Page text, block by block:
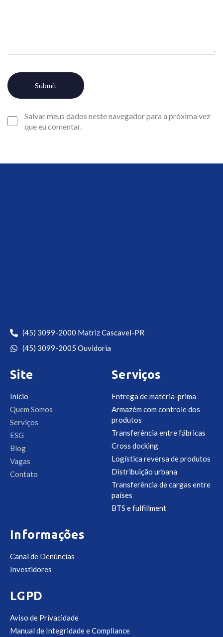
Salvar meus dados neste navegador para a próxima vez
que eu comentar.
(45) 3099-2000 Matriz Cascavel-PR
(45) 3099-2005 Ouvidoria
Site
Início
Quem Somos
Serviços
ESG
Blog
Vagas
Contato
Serviços
Entrega de matéria-prima
Armazém com controle dos
produtos
Transferência entre fábricas
Cross docking
Logística reversa de produtos
Distribuição urbana
Transferência de cargas entre
países
BTS e fulfillment
Informações
Canal de Denúncias
Investidores
LGPD
Aviso de Privacidade
Manual de Integridade e Compliance